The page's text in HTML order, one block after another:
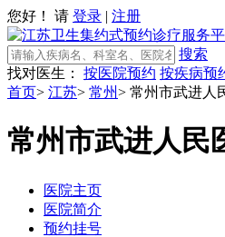
您好！ 请 登录 | 注册
搜索
找对医生：
按医院预约 按疾病预
首页> 江苏> 常州> 常州市武进人
常州市武进人民
医院主页
医院简介
预约挂号